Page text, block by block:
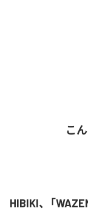
こ
HIBIKI、「